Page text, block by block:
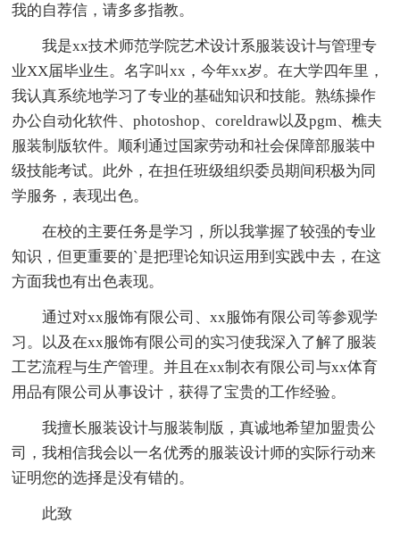
我的自荐信，请多多指教。
我是xx技术师范学院艺术设计系服装设计与管理专
业XX届毕业生。名字叫xx，今年xx岁。在大学四年里，
我认真系统地学习了专业的基础知识和技能。熟练操作
办公自动化软件、photoshop、coreldraw以及pgm、樵夫
服装制版软件。顺利通过国家劳动和社会保障部服装中
级技能考试。此外，在担任班级组织委员期间积极为同
学服务，表现出色。
在校的主要任务是学习，所以我掌握了较强的专业
知识，但更重要的`是把理论知识运用到实践中去，在这
方面我也有出色表现。
通过对xx服饰有限公司、xx服饰有限公司等参观学
习。以及在xx服饰有限公司的实习使我深入了解了服装
工艺流程与生产管理。并且在xx制衣有限公司与xx体育
用品有限公司从事设计，获得了宝贵的工作经验。
我擅长服装设计与服装制版，真诚地希望加盟贵公
司，我相信我会以一名优秀的服装设计师的实际行动来
证明您的选择是没有错的。
此致